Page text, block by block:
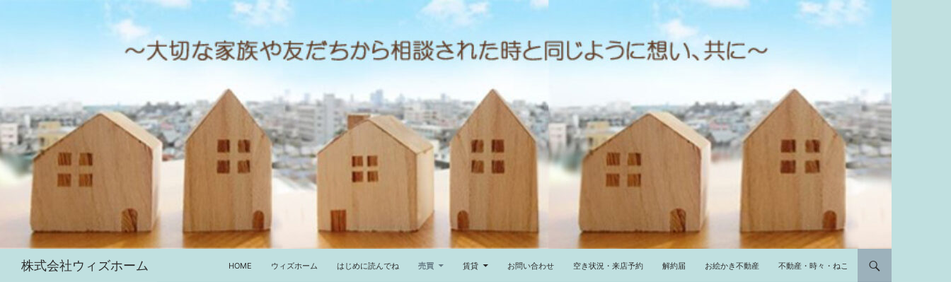
ス
キ
ッ
プ
株式会社ウィズホーム HOME ウィズホーム はじめに読んでね 売買 賃貸 お問い合わせ 空き状況・来店予約 解約届 お絵かき不動産 不動産・時々・ねこ